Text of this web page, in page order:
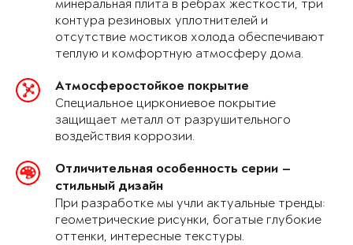
минеральная плита в ребрах жесткости, три
контура резиновых уплотнителей и
отсутствие мостиков холода обеспечивают
теплую и комфортную атмосферу дома.
Атмосферостойкое покрытие
Специальное циркониевое покрытие
защищает металл от разрушительного
воздействия коррозии.
Отличительная особенность серии —
стильный дизайн
При разработке мы учли актуальные тренды:
геометрические рисунки, богатые глубокие
оттенки, интересные текстуры.